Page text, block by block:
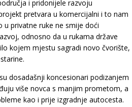
i pridonijele razvoju
pretvara u komercijalni i to nam
u privatne ruke ne smije doći
odnosno da u rukama države
kojem mjestu sagradi novo čvorište,
dosadašnji koncesionari podizanjem
više novca s manjim prometom, a
kao i prije izgradnje autocesta.